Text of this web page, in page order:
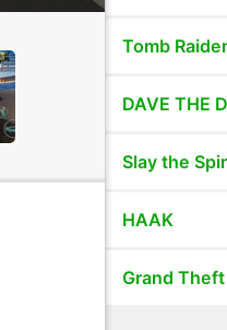
Tomb
DAVE THE
Slay the
HAAK